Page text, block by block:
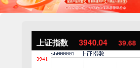
上证指数 3940.04 39.68